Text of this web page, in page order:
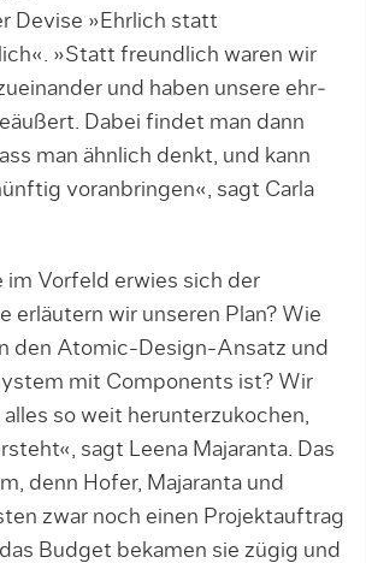
Devise »Ehrlich statt
»Statt freund­lich waren wir
und haben unsere ehr­
Dabei findet man dann
man ähn­lich denkt, und kann
voranbringen«, sagt Carla
im Vorfeld erwies sich der
erläutern wir unse­ren Plan? Wie
den Atomic-Design-Ansatz und
mit Components ist? Wir
so weit herunterzukochen,
sagt Leena Majaranta. Das
denn Ho­fer, Majaranta und
zwar noch einen Projektauftrag
Budget bekamen sie zügig und